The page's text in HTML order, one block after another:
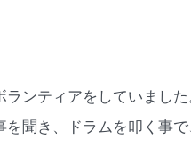
ンティアをしていまし
聞き、ドラムを叩く事